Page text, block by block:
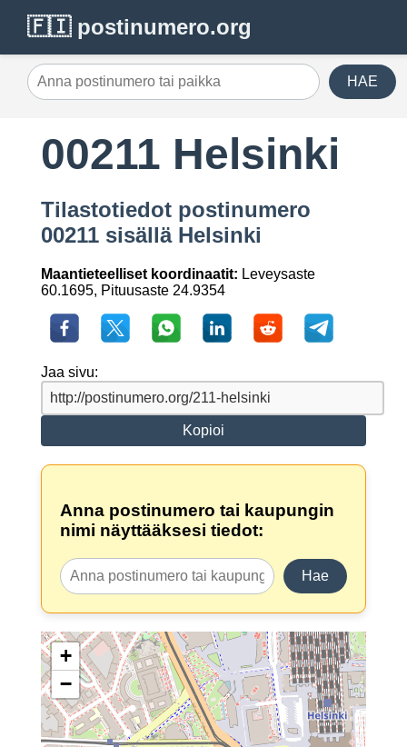
🇫🇮 postinumero.org
HAE
00211 Helsinki
Tilastotiedot postinumero
00211 sisällä Helsinki
Maantieteelliset koordinaatit: Leveysaste
60.1695, Pituusaste 24.9354
Jaa sivu:
Kopioi
Anna postinumero tai kaupungin
nimi näyttääksesi tiedot:
Hae
+
−